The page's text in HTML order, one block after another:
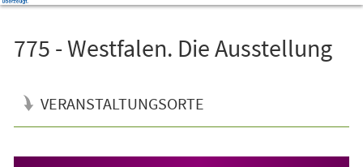
775 - Westfalen. Die Ausstellung
VERANSTALTUNGSORTE